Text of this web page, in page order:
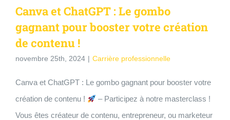
Canva et ChatGPT : Le gombo
gagnant pour booster votre création
de contenu !
novembre 25th, 2024 | Carrière professionnelle
Canva et ChatGPT : Le gombo gagnant pour booster votre
création de contenu !
– Participez à notre masterclass !
Vous êtes créateur de contenu, entrepreneur, ou marketeur